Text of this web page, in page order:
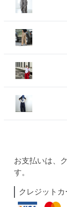
お支払いは、
す。
クレジットカ